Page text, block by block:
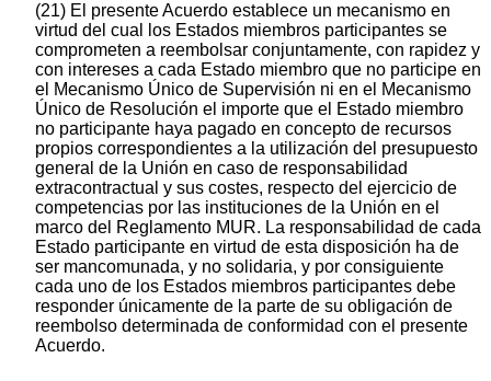
(21) El presente Acuerdo establece un mecanismo en
virtud del cual los Estados miembros participantes se
comprometen a reembolsar conjuntamente, con rapidez y
con intereses a cada Estado miembro que no participe en
el Mecanismo Único de Supervisión ni en el Mecanismo
Único de Resolución el importe que el Estado miembro
no participante haya pagado en concepto de recursos
propios correspondientes a la utilización del presupuesto
general de la Unión en caso de responsabilidad
extracontractual y sus costes, respecto del ejercicio de
competencias por las instituciones de la Unión en el
marco del Reglamento MUR. La responsabilidad de cada
Estado participante en virtud de esta disposición ha de
ser mancomunada, y no solidaria, y por consiguiente
cada uno de los Estados miembros participantes debe
responder únicamente de la parte de su obligación de
reembolso determinada de conformidad con el presente
Acuerdo.